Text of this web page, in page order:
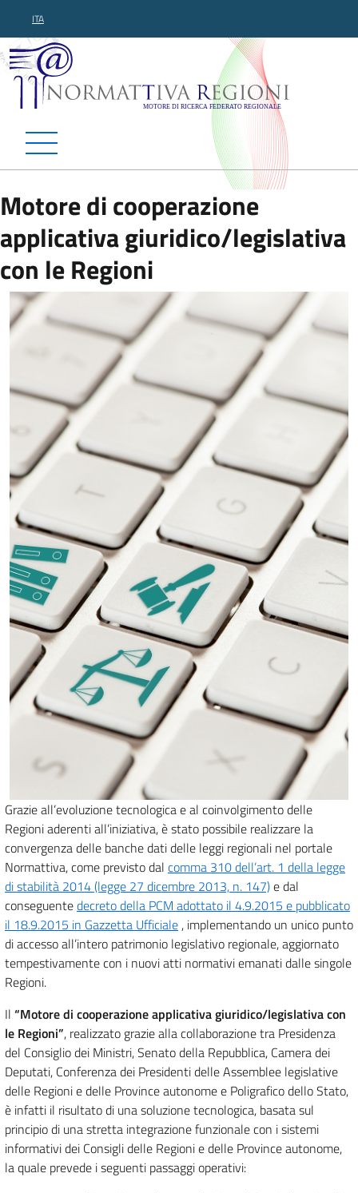
ITA
Normattiva Regioni -
Motore di cooperazione
applicativa giuridico/legislativa
con le Regioni
Grazie all’evoluzione tecnologica e al coinvolgimento delle
Regioni aderenti all’iniziativa, è stato possibile realizzare la
convergenza delle banche dati delle leggi regionali nel portale
Normattiva, come previsto dal comma 310 dell’art. 1 della legge
di stabilità 2014 (legge 27 dicembre 2013, n. 147)e dal
conseguentedecreto della PCM adottato il 4.9.2015 e pubblicato
il 18.9.2015 in Gazzetta Ufficiale , implementando un unico punto
di accesso all’intero patrimonio legislativo regionale, aggiornato
tempestivamente con i nuovi atti normativi emanati dalle singole
Regioni.
Il “Motore di cooperazione applicativa giuridico/legislativa con
le Regioni”, realizzato grazie alla collaborazione tra Presidenza
del Consiglio dei Ministri, Senato della Repubblica, Camera dei
Deputati, Conferenza dei Presidenti delle Assemblee legislative
delle Regioni e delle Province autonome e Poligrafico dello Stato,
è infatti il risultato di una soluzione tecnologica, basata sul
principio di una stretta integrazione funzionale con i sistemi
informativi dei Consigli delle Regioni e delle Province autonome,
la quale prevede i seguenti passaggi operativi: